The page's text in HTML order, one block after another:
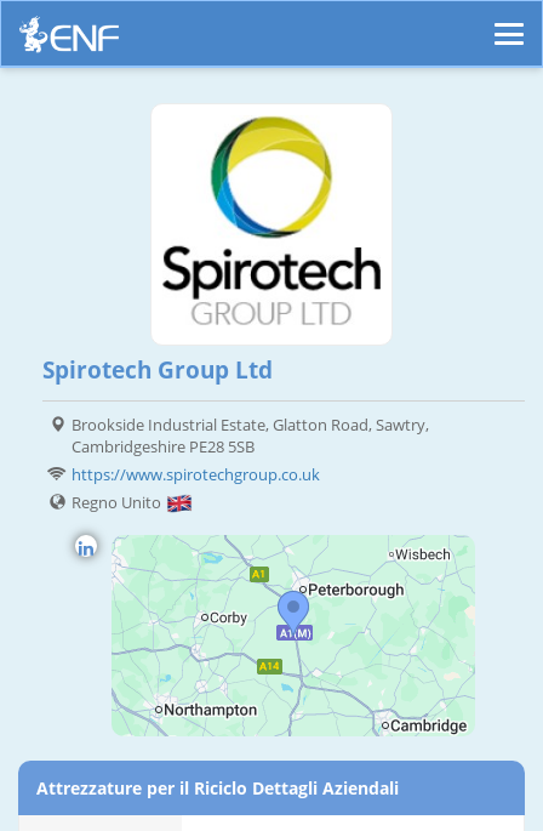
Spirotech Group Ltd
Brookside Industrial Estate, Glatton Road, Sawtry,
Cambridgeshire PE28 5SB
https://www.spirotechgroup.co.uk
Regno Unito
Attrezzature per il Riciclo Dettagli Aziendali